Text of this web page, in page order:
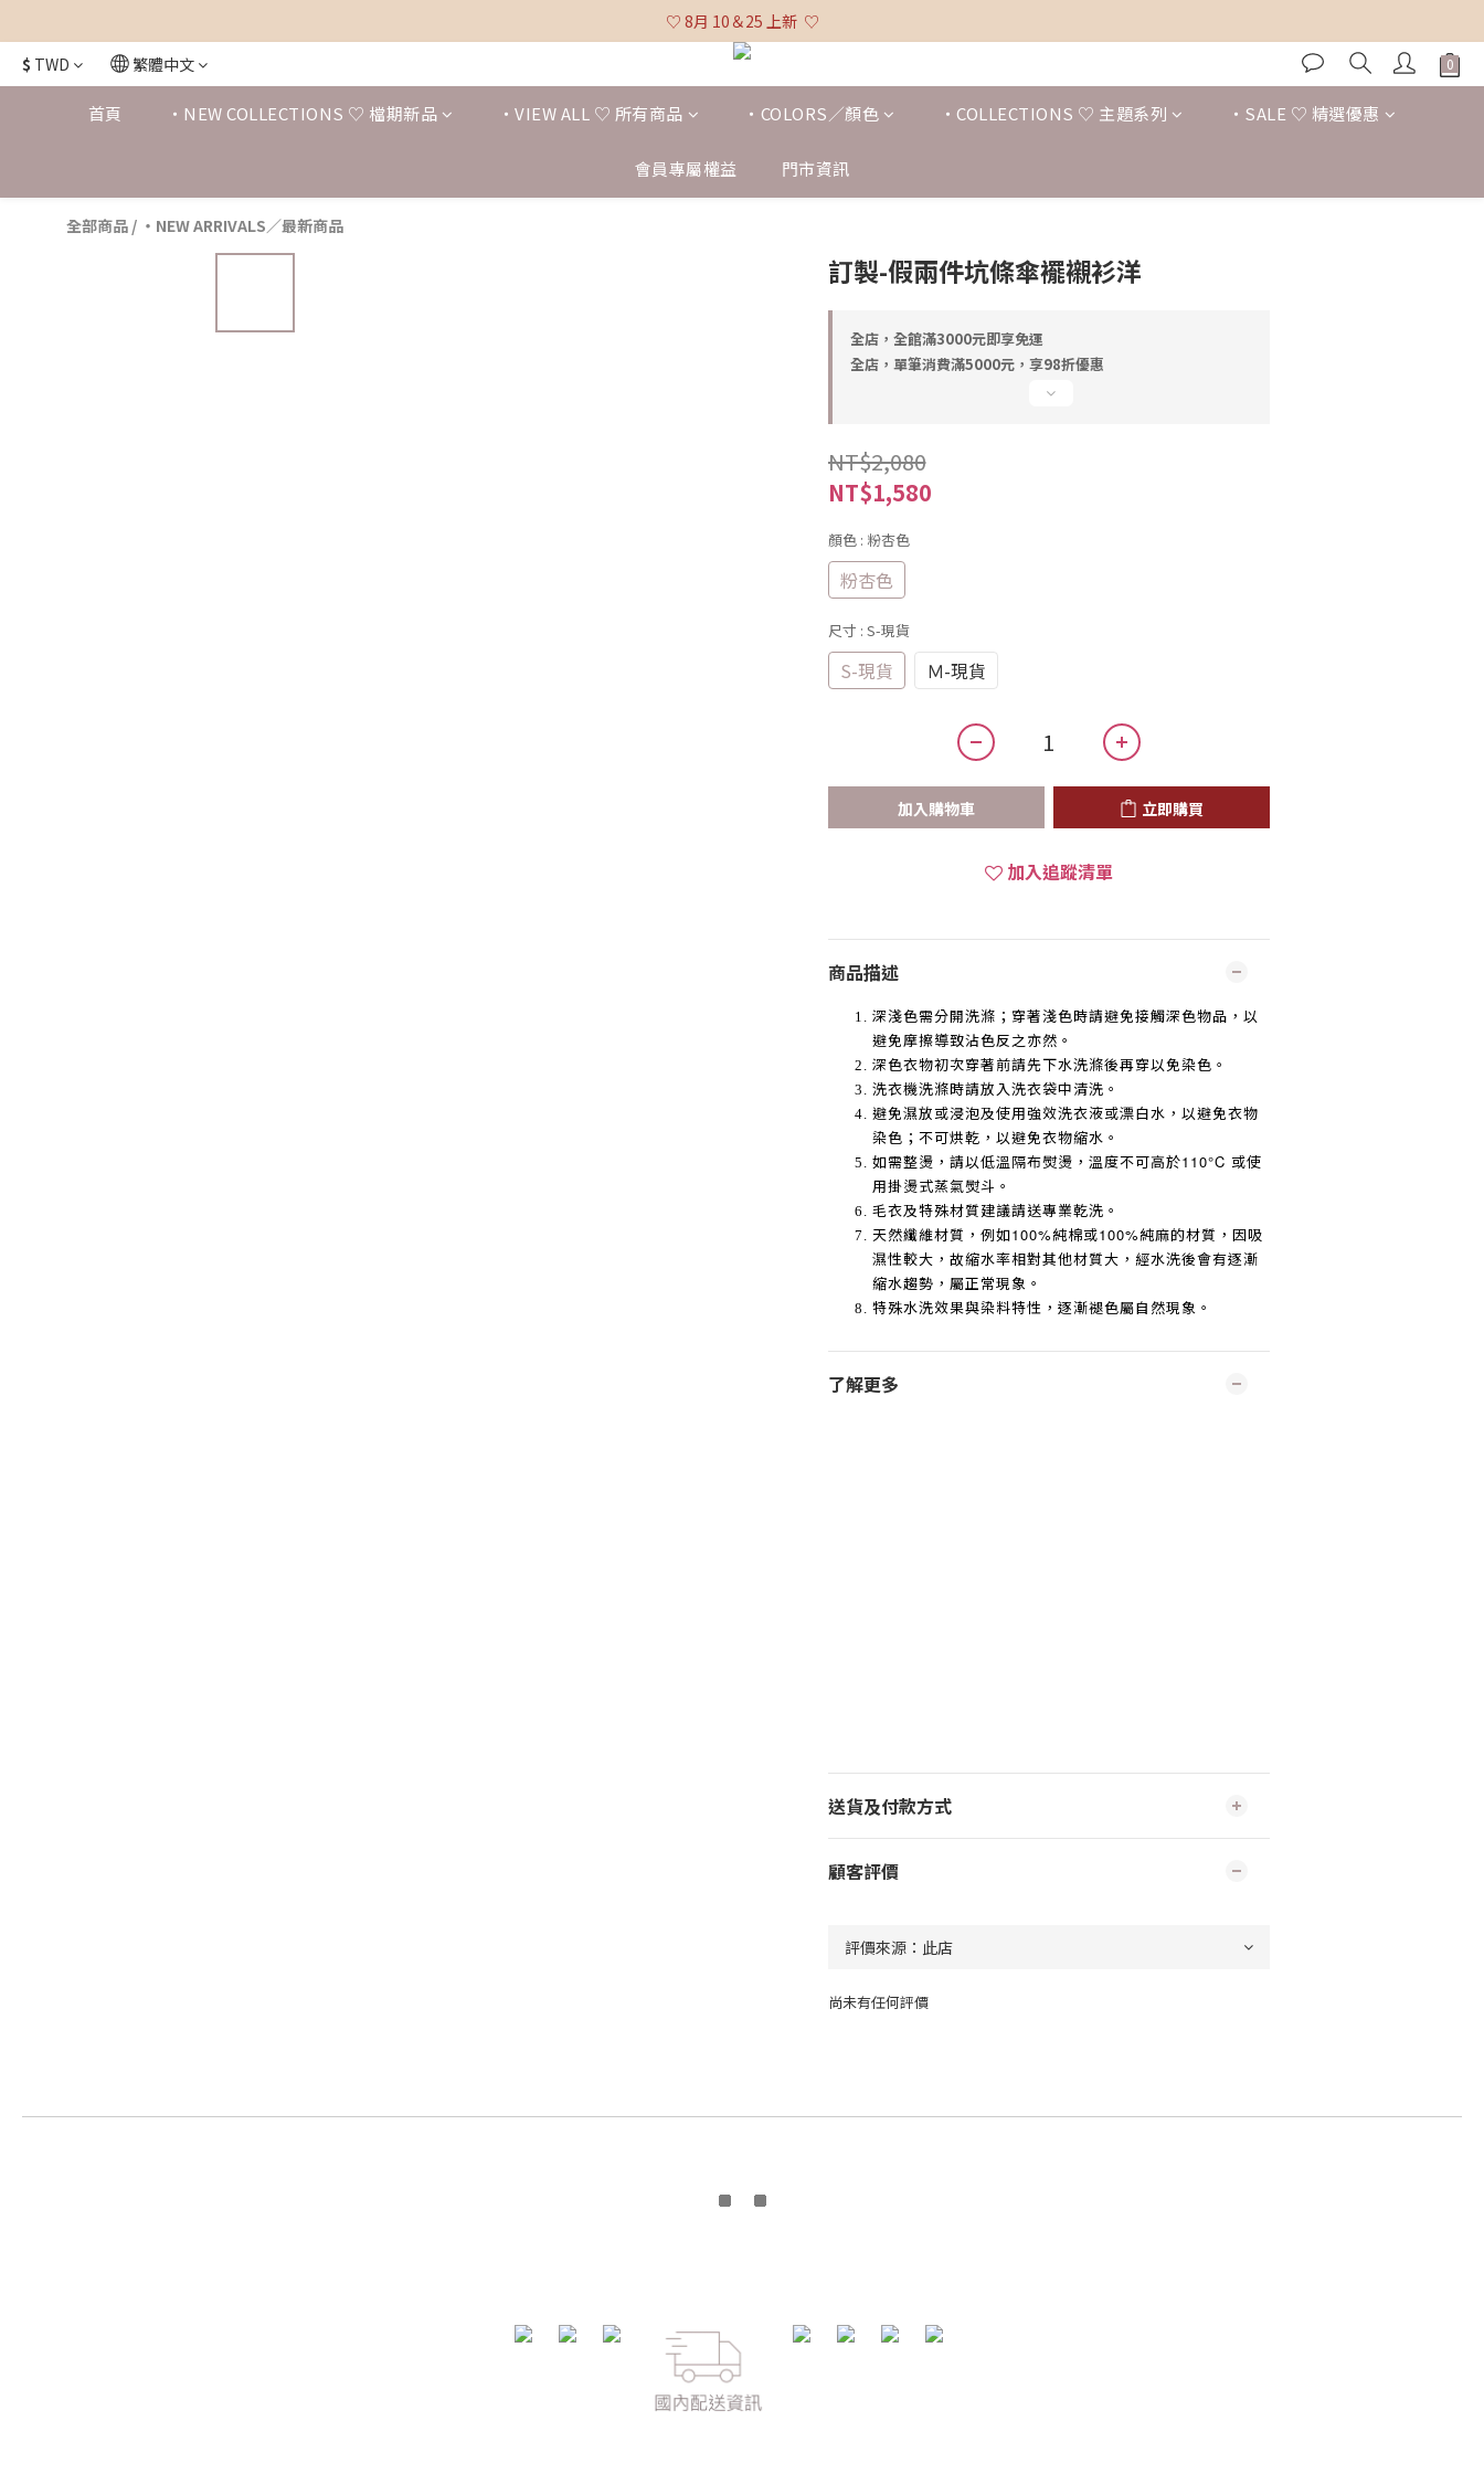
♡ 全館消費滿 $3,000 免運 (不含貨到付款及海外配送) ♡
♡ 8月 10＆25 上新  ♡
♡ 全館消費滿 $3,000 免運 (不含貨到付款及海外配送) ♡
$ TWD 繁體中文
首頁 ・NEW COLLECTIONS ♡ 檔期新品 ・VIEW ALL ♡ 所有商品 ・COLORS／顏色 ・COLLECTIONS ♡ 主題系列 ・SALE ♡ 精選優惠
會員專屬權益 門市資訊
全部商品 / ・NEW ARRIVALS／最新商品
訂製-假兩件坑條傘襬襯衫洋
全店，全館滿3000元即享免運
全店，單筆消費滿5000元，享98折優惠
NT$2,080
NT$1,580
顏色 : 粉杏色
粉杏色
尺寸 : S-現貨
S-現貨 Ｍ-現貨
加入購物車 立即購買
加入追蹤清單
商品描述
深淺色需分開洗滌；穿著淺色時請避免接觸深色物品，以
避免摩擦導致沾色反之亦然。
深色衣物初次穿著前請先下水洗滌後再穿以免染色。
洗衣機洗滌時請放入洗衣袋中清洗。
避免濕放或浸泡及使用強效洗衣液或漂白水，以避免衣物
染色；不可烘乾，以避免衣物縮水。
如需整燙，請以低溫隔布熨燙，溫度不可高於110°C 或使
用掛燙式蒸氣熨斗。
毛衣及特殊材質建議請送專業乾洗。
天然纖維材質，例如100%純棉或100%純麻的材質，因吸
濕性較大，故縮水率相對其他材質大，經水洗後會有逐漸
縮水趨勢，屬正常現象。
特殊水洗效果與染料特性，逐漸褪色屬自然現象。
了解更多
送貨及付款方式
顧客評價
尚未有任何評價